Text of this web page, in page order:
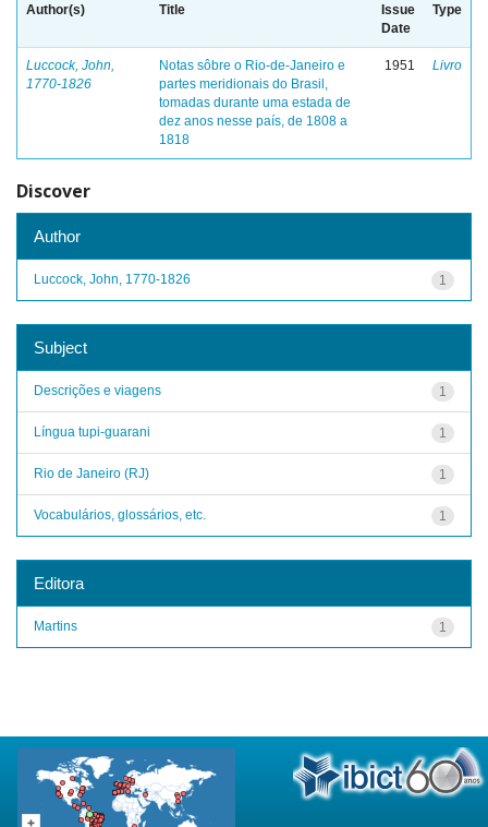
Author(s) Title
Issue
Date
Type
Luccock, John,
1770-1826
Notas sôbre o Rio-de-Janeiro e
partes meridionais do Brasil,
tomadas durante uma estada de
dez anos nesse país, de 1808 a
1818
1951 Livro
Discover
Author
1
Luccock, John, 1770-1826
Subject
1
Descrições e viagens
1
Língua tupi-guarani
1
Rio de Janeiro (RJ)
1
Vocabulários, glossários, etc.
Editora
1
Martins